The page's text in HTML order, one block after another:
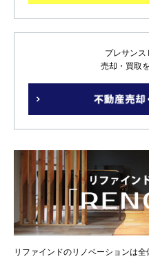
プレサンス
売却・買取
リファインドのリノベーションは